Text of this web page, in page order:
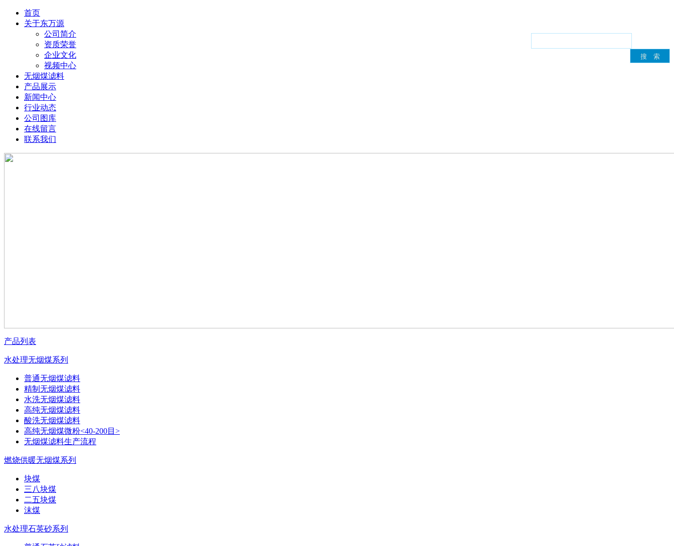
首页
关于东万源
公司简介
资质荣誉
企业文化
视频中心
无烟煤滤料
产品展示
新闻中心
行业动态
公司图库
在线留言
联系我们
产品列表
水处理无烟煤系列
普通无烟煤滤料
精制无烟煤滤料
水洗无烟煤滤料
高纯无烟煤滤料
酸洗无烟煤滤料
高纯无烟煤微粉<40-200目>
无烟煤滤料生产流程
燃烧供暖无烟煤系列
块煤
三八块煤
二五块煤
沫煤
水处理石英砂系列